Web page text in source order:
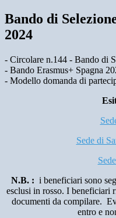
Bando di
2024
- Circolare n.144 - Bando di
- Bando Erasmus+ Spagna
- Modello domanda di
Sede di
N.B. : i beneficiari sono
esclusi in rosso. I beneficiari
documenti da compilare.
entro e